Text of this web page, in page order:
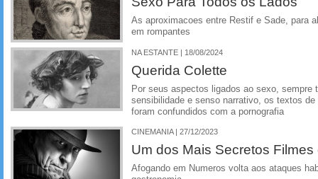
As aproximacoes entre Restif e Sade, para
em rompantes
NA ESTANTE | 18/08/2024
Querida Colette
Por seus aspectos ligados ao sexo, sempre
sensibilidade e senso narrativo, os textos
foram confundidos com a pornografia
CINEMANIA | 27/12/2023
Um dos Mais Secretos
Afogando em Numeros volta aos ataques